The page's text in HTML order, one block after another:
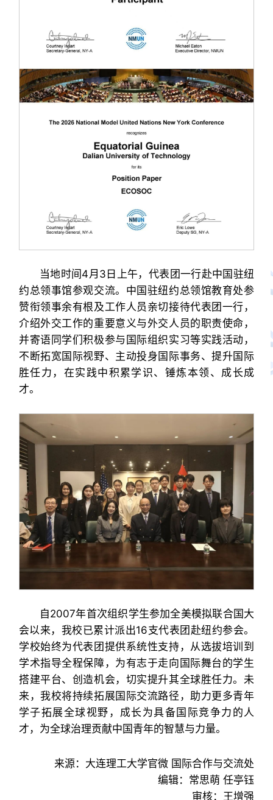
当地时间4月3日上午，代表团一行赴中国驻纽
约总领事馆参观交流。中国驻纽约总领馆教育处参
赞衔领事余有根及工作人员亲切接待代表团一行，
介绍外交工作的重要意义与外交人员的职责使命，
并寄语同学们积极参与国际组织实习等实践活动，
不断拓宽国际视野、主动投身国际事务、提升国际
胜任力，在实践中积累学识、锤炼本领、成长成
才。
自2007年首次组织学生参加全美模拟联合国大
会以来，我校已累计派出16支代表团赴纽约参会。
学校始终为代表团提供系统性支持，从选拔培训到
学术指导全程保障，为有志于走向国际舞台的学生
搭建平台、创造机会，切实提升其全球胜任力。未
来，我校将持续拓展国际交流路径，助力更多青年
学子拓展全球视野，成长为具备国际竞争力的人
才，为全球治理贡献中国青年的智慧与力量。
来源：大连理工大学官微 国际合作与交流处
编辑：常思萌 任亭钰
审核：王增强